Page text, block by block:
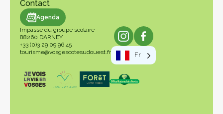
Contact
Agenda
Impasse du groupe scolaire
88260 DARNEY
+33 (0)3 29 09 96 45
tourisme@vosgescotesudouest.fr
Fr